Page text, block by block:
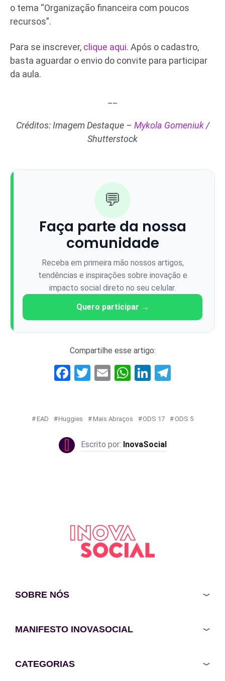
o tema “Organização financeira com poucos
recursos”.
Para se inscrever, clique aqui. Após o cadastro,
basta aguardar o envio do convite para participar
da aula.
Créditos: Imagem Destaque – Mykola Gomeniuk/
Shutterstock
💬
Faça parte da nossa
comunidade
Receba em primeira mão nossos artigos,
tendências e inspirações sobre inovação e
impacto social direto no seu celular.
Quero participar →
Compartilhe esse artigo:
Facebook
Twitter
EmailWhatsApp
LinkedIn
EAD Huggies Mais Abraços ODS 17 ODS 5
InovaSocial
SOBRE NÓS
MANIFESTO INOVASOCIAL
CATEGORIAS